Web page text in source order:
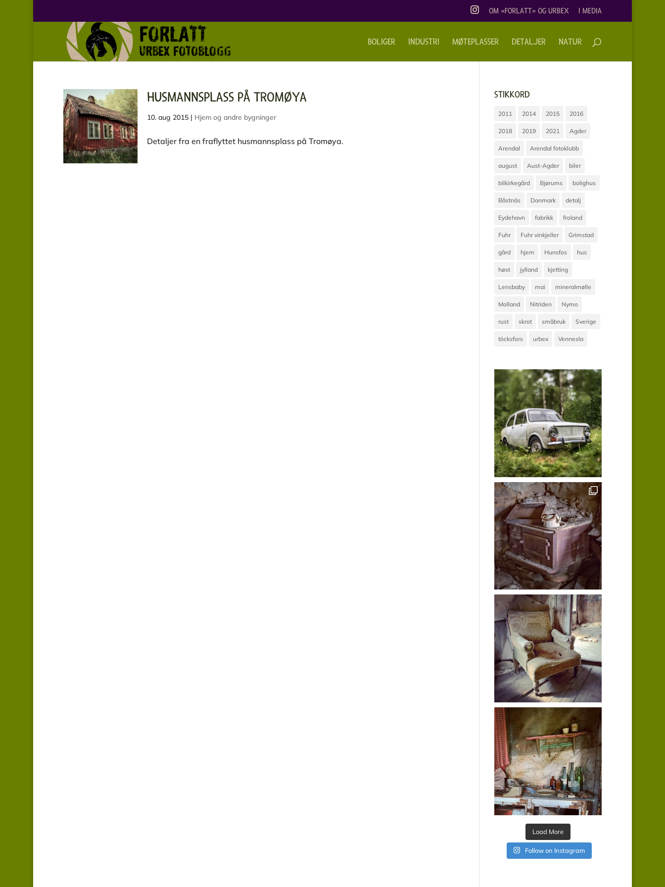
OM «FORLATT» OG URBEX I MEDIA
BOLIGER INDUSTRI MØTEPLASSER DETALJER NATUR
HUSMANNSPLASS PÅ TROMØYA
10. aug 2015| Hjem og andre bygninger
Detaljer fra en fraflyttet husmannsplass på Tromøya.
STIKKORD
2011 2014 2015 2016
2018 2019 2021 Agder
Arendal Arendal fotoklubb
august Aust-Agder biler
bilkirkegård Bjørums bolighus
Båstnäs Danmark detalj
Eydehavn fabrikk froland
Fuhr Fuhr vinkjeller Grimstad
gård hjem Hunsfos hus
høst jylland kjetting
Lensbaby mai mineralmølle
Molland Nitriden Nymo
rust skrot småbruk Sverige
töcksfors urbex Vennesla
Load More
Follow on Instagram